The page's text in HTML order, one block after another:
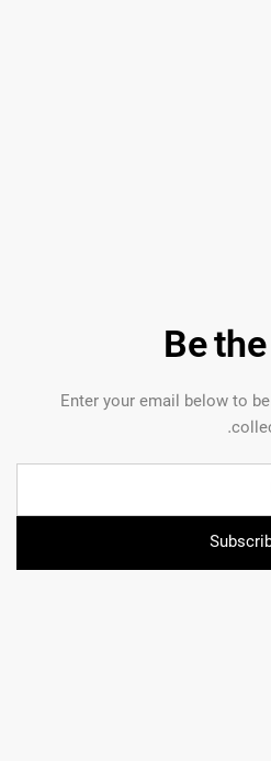
Be
Enter your email below to